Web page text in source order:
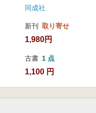
同成社
新刊 取り寄せ
1,980円
古書 1 点
1,100 円